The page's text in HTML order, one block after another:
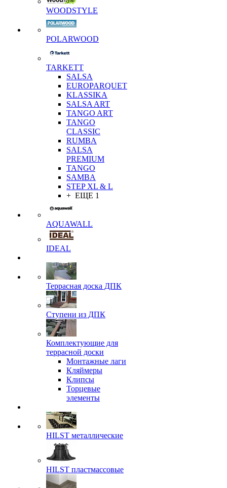
WOODSTYLE
POLARWOOD
TARKETT
SALSA
EUROPARQUET
KLASSIKA
SALSA ART
TANGO ART
TANGO
CLASSIC
RUMBA
SALSA
PREMIUM
TANGO
SAMBA
STEP XL & L
+ ЕЩЕ 1
AQUAWALL
IDEAL
Террасная доска ДПК
Ступени из ДПК
Комплектующие для
террасной доски
Монтажные лаги
Кляймеры
Клипсы
Торцевые
элементы
HILST металлические
HILST пластмассовые